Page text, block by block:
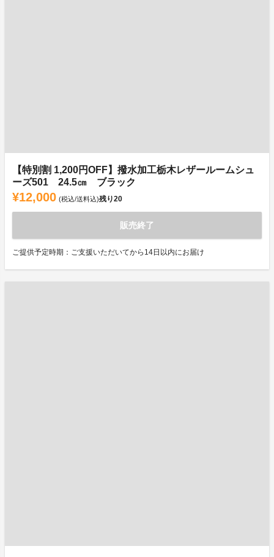
【特別割 1,200円OFF】撥水加工栃木レザールームシュ
ーズ501 24.5㎝ ブラック
¥12,000 (税込/送料込)残り20
販売終了
ご提供予定時期：ご支援いただいてから14日以内にお届け